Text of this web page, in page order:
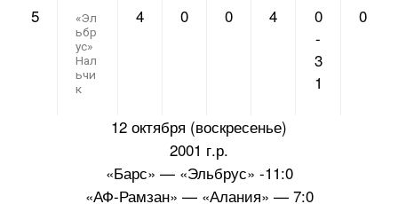
5
«Эл
ьбр
ус»
Нал
ьчи
к
4 0 0 4
0
-
3
1
0
12 октября (воскресенье)
2001 г.р.
«Барс» — «Эльбрус» -11:0
«АФ-Рамзан» — «Алания» — 7:0